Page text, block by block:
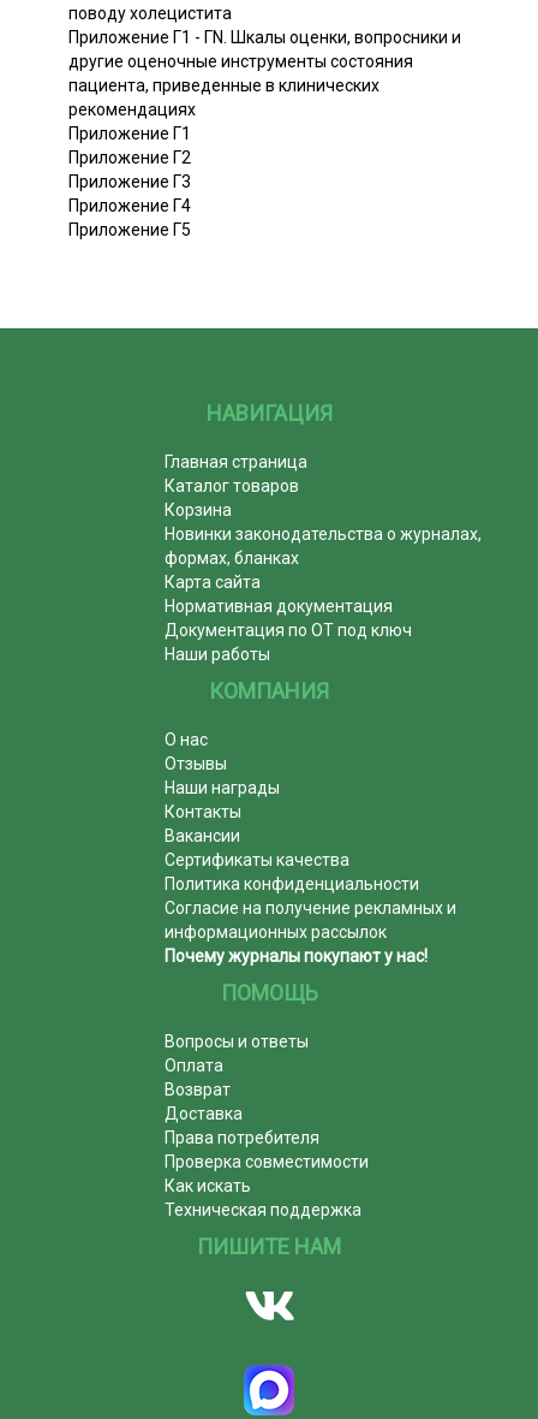
поводу холецистита
Приложение Г1 - ГN. Шкалы оценки, вопросники и
другие оценочные инструменты состояния
пациента, приведенные в клинических
рекомендациях
Приложение Г1
Приложение Г2
Приложение Г3
Приложение Г4
Приложение Г5
НАВИГАЦИЯ
Главная страница
Каталог товаров
Корзина
Новинки законодательства о журналах,
формах, бланках
Карта сайта
Нормативная документация
Документация по ОТ под ключ
Наши работы
КОМПАНИЯ
О нас
Отзывы
Наши награды
Контакты
Вакансии
Сертификаты качества
Политика конфиденциальности
Согласие на получение рекламных и
информационных рассылок
Почему журналы покупают у нас!
ПОМОЩЬ
Вопросы и ответы
Оплата
Возврат
Доставка
Права потребителя
Проверка совместимости
Как искать
Техническая поддержка
ПИШИТЕ НАМ